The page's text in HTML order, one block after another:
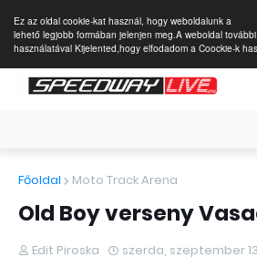
Ez az oldal cookie-kat használ, hogy weboldalunk a
lehető legjobb formában jelenjen meg.A weboldal további
használatával Kijelented,hogy elfodadom a Coockie-k
Főoldal Moto Track Arena
Old Boy verseny
Edit Piroska szerda, szeptember